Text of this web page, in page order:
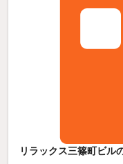
リラックス三篠町ビル